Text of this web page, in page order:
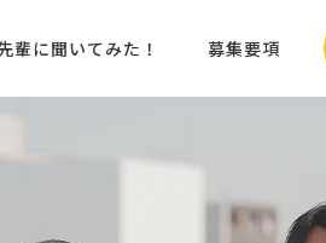
輩に聞いてみた！ 募集要項